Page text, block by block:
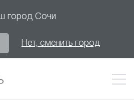
город Сочи
Нет, сменить город